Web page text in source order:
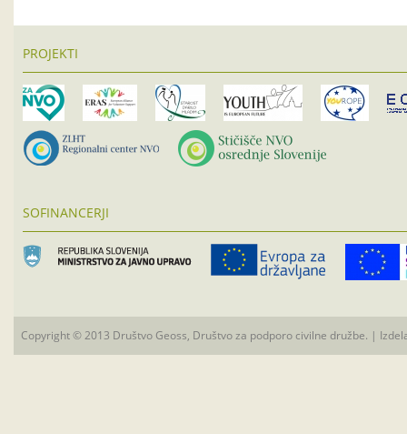
PROJEKTI
SOFINANCERJI
Copyright © 2013 Društvo Geoss, Društvo za podporo civilne družbe. |